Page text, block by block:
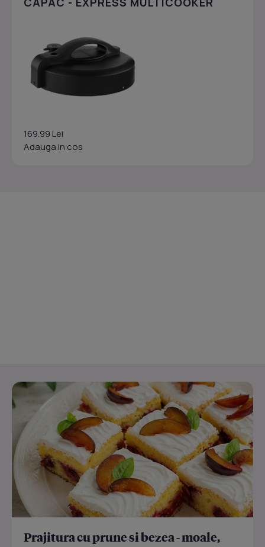
169.99 Lei
Adauga in cos
Prajitura cu prune si bezea - moale,